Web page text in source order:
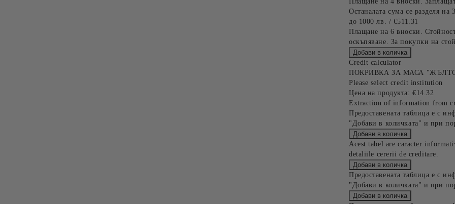
Останалата сума се разделя
до 1000 лв. / €511.31
Плащане на 6 вноски.
оскъпяване. За покупки на
Credit calculator
ПОКРИВКА ЗА МАСА
Please select credit institution
Цена на продукта: €14.32
Extraction of information from
Предоставената таблица е с
"Добави в количката" и при
Acest tabel are caracter
detaliile cererii de creditare.
Предоставената таблица е с
"Добави в количката" и при